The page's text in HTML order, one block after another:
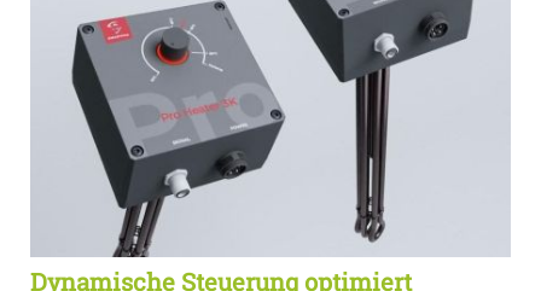
Dynamische Steuerung optimiert